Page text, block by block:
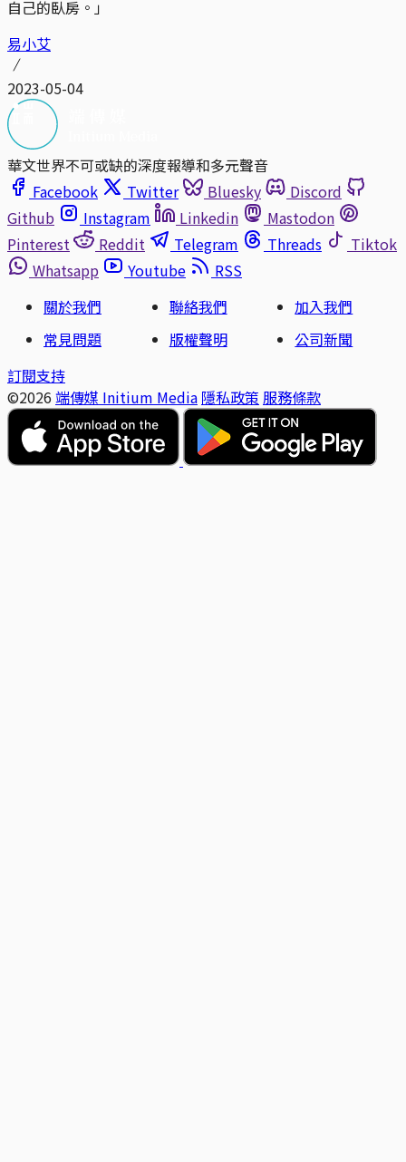
自己的臥房。」
易小艾
2023-05-04
華文世界不可或缺的深度報導和多元聲音
Facebook
Twitter Bluesky
Discord
Github
Instagram Linkedin
Mastodon
Pinterest
Reddit Telegram Threads
Tiktok
Whatsapp
Youtube
RSS
關於我們
聯絡我們
加入我們
常見問題
版權聲明
公司新聞
訂閱支持
©2026 端傳媒 Initium Media 隱私政策 服務條款